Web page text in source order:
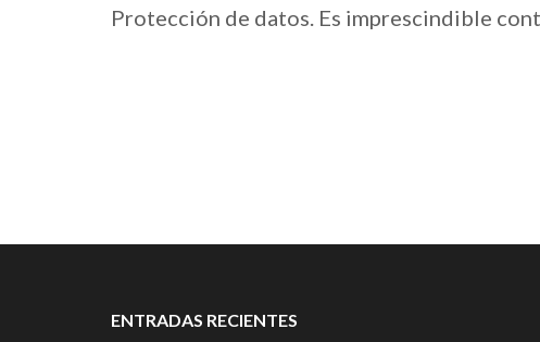
Protección de datos. Es imprescindible
ENTRADAS RECIENTES